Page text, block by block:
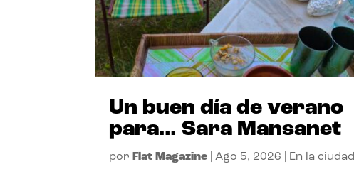
Un buen día de verano
para… Sara Mansanet
por Flat Magazine |Ago 5, 2026 En la ciudad